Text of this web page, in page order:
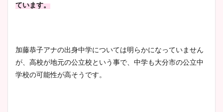
ヤバすぎww原因や痩せたダ
イエット方は？昔と現在を画
ています。
加藤恭子アナの出身中学については明らかになっていません
が、高校が地元の公立校という事で、中学も大分市の公立中
学校の可能性が高そうです。